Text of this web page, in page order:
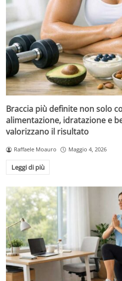
Braccia più definite non solo
alimentazione, idratazione e
valorizzano il risultato
Raffaele Moauro Maggio 4, 2026
Leggi di più